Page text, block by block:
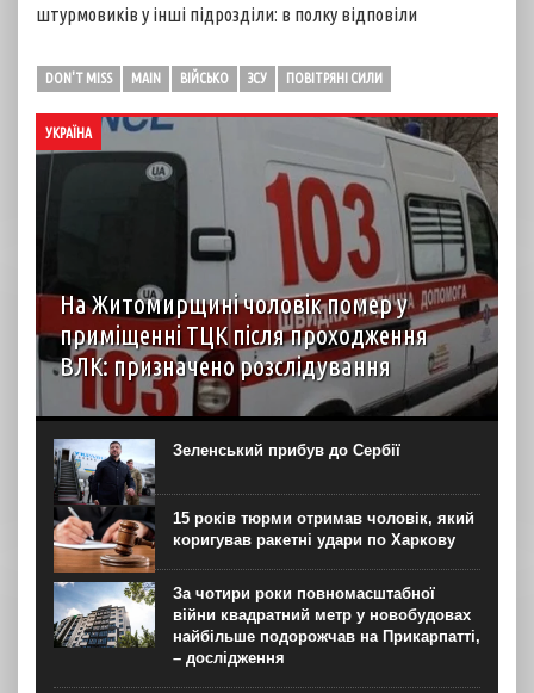
штурмовиків у інші підрозділи: в полку відповіли
DON'T MISS MAIN ВІЙСЬКО ЗСУ ПОВІТРЯНІ СИЛИ
УКРАЇНА
На Житомирщині чоловік помер у
приміщенні ТЦК після проходження
ВЛК: призначено розслідування
6 серпня до територіального центру комплектування на
Житомирщині доставили чоловіка, який фігурував як
порушник правил військового обліку. Під час
перебування у приміщенні він знепритомнів, а потім
помер. Про інцидент...
Зеленський прибув до Сербії
15 років тюрми отримав чоловік, який
коригував ракетні удари по Харкову
За чотири роки повномасштабної
війни квадратний метр у новобудовах
найбільше подорожчав на Прикарпатті,
– дослідження